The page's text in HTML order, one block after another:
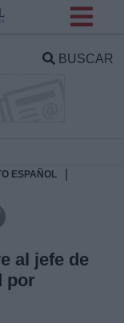
BUSCAR
ESPAÑOL
al jefe de
por